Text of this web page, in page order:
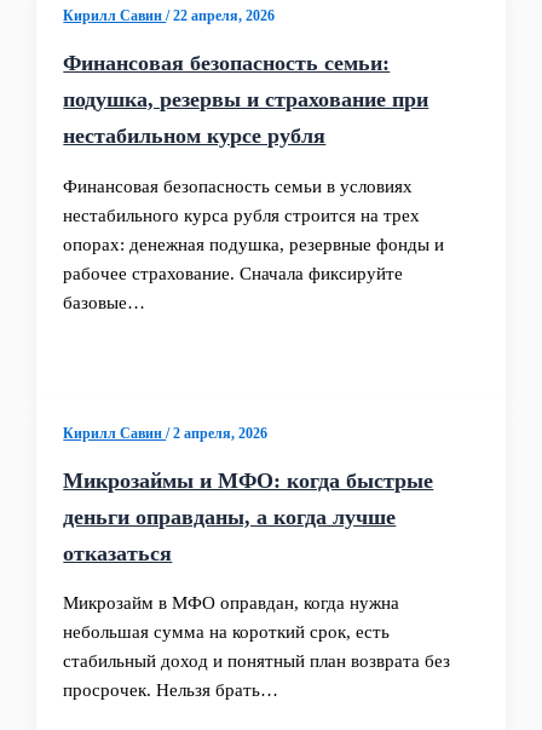
Кирилл Савин/22 апреля, 2026
Финансовая безопасность семьи:
подушка, резервы и страхование при
нестабильном курсе рубля
Финансовая безопасность семьи в условиях
нестабильного курса рубля строится на трех
опорах: денежная подушка, резервные фонды и
рабочее страхование. Сначала фиксируйте
базовые…
Кирилл Савин/2 апреля, 2026
Микрозаймы и МФО: когда быстрые
деньги оправданы, а когда лучше
отказаться
Микрозайм в МФО оправдан, когда нужна
небольшая сумма на короткий срок, есть
стабильный доход и понятный план возврата без
просрочек. Нельзя брать…